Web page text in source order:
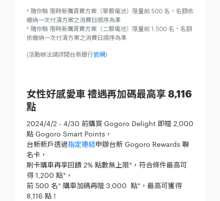
* 隨你騎 限時新購資費方案（單顆電池）限量前 500 名，名額依
繳納一次付清方案之消費日順序為準
* 隨你騎 限時新購資費方案（二顆電池）限量前 1,500 名，名額
依繳納一次付清方案之消費日順序為準
(活動辦法請詳閱台新銀行官網)
女性好感愛車 禮遇再加碼最高享 8,116
點
2024/4/2 - 4/30 前購買 Gogoro Delight 即贈 2,000
點 Gogoro Smart Points，
台新新戶透過指定連結申辦台新 Gogoro Rewards 聯
名卡，
刷卡購車再享回饋 2% 點數無上限*，符合條件最高可
得 1,200 點*，
前 500 名* 購車加碼再贈 3,000 點*，最高可獲得
8,116 點！